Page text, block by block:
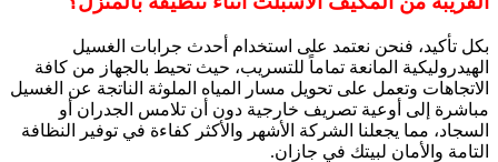
بكل تأكيد، فنحن نعتمد على استخدام أحدث جرابات الغسيل
الهيدروليكية المانعة تماماً للتسريب، حيث تحيط بالجهاز من كافة
الاتجاهات وتعمل على تحويل مسار المياه الملوثة الناتجة عن الغسيل
مباشرة إلى أوعية تصريف خارجية دون أن تلامس الجدران أو
السجاد، مما يجعلنا الشركة الأشهر والأكثر كفاءة في توفير النظافة
التامة والأمان لبيتك في جازان.